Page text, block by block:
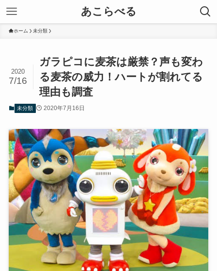
あこらべる
ホーム 未分類
ガラピコに麦茶は厳禁？声も変わ
る麦茶の威力！ハートが割れてる
理由も調査
2020
7/16
未分類 2020年7月16日